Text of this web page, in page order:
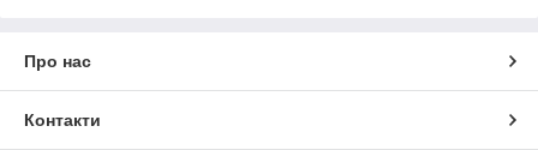
Про нас
Контакти